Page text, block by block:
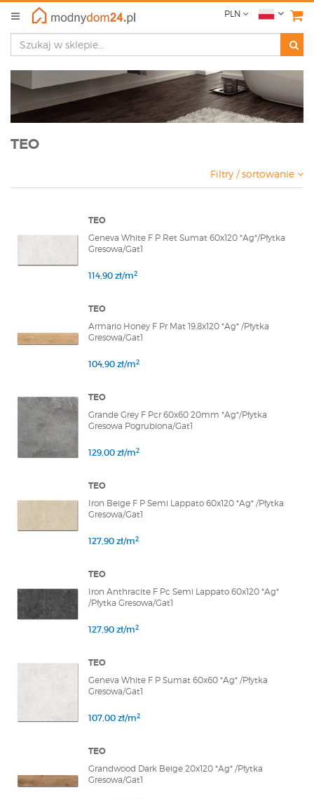
PLN
TEO
Filtry / sortowanie
TEO
Geneva White F P Ret Sumat 60x120 *Ag*/Płytka
Gresowa/Gat1
114,90 zł/m2
TEO
Armario Honey F Pr Mat 19,8x120 *Ag* /Płytka
Gresowa/Gat1
104,90 zł/m2
TEO
Grande Grey F Pcr 60x60 20mm *Ag*/Płytka
Gresowa Pogrubiona/Gat1
129,00 zł/m2
TEO
Iron Beige F P Semi Lappato 60x120 *Ag* /Płytka
Gresowa/Gat1
127,90 zł/m2
TEO
Iron Anthracite F Pc Semi Lappato 60x120 *Ag*
/Płytka Gresowa/Gat1
127,90 zł/m2
TEO
Geneva White F P Sumat 60x60 *Ag* /Płytka
Gresowa/Gat1
107,00 zł/m2
TEO
Grandwood Dark Beige 20x120 *Ag* /Płytka
Gresowa/Gat1